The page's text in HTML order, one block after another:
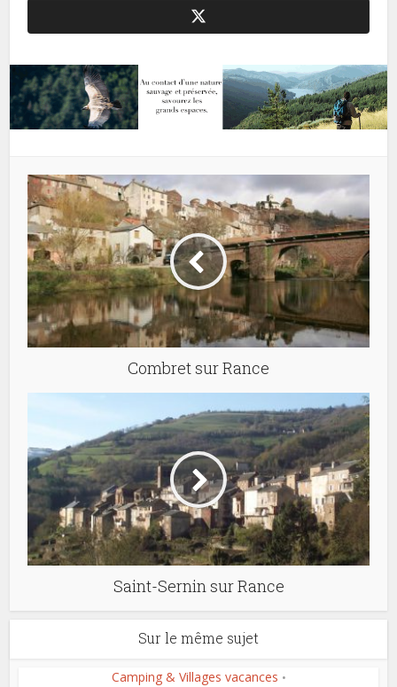
Combret sur Rance
Saint-Sernin sur Rance
Sur le même sujet
Camping & Villages vacances •